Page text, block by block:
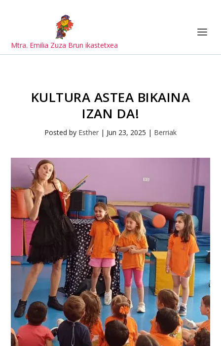
Mtra. Emilia Zuza Brun ikastetxea
KULTURA ASTEA BIKAINA
IZAN DA!
Posted by Esther | Jun 23, 2025 | Berriak